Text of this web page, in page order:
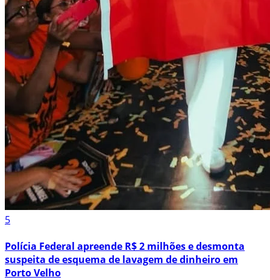
5
Polícia Federal apreende R$ 2 milhões e desmonta
suspeita de esquema de lavagem de dinheiro em
Porto Velho